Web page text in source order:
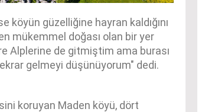
köyün güzelliğine hayran kaldığını
mükemmel doğası olan bir yer
Alplerine de gitmiştim ama burası
gelmeyi düşünüyorum" dedi.
koruyan Maden köyü, dört